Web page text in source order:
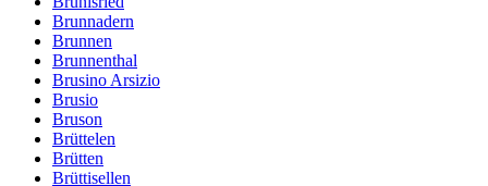
Brunnadern
Brunnen
Brunnenthal
Brusino Arsizio
Brusio
Bruson
Brüttelen
Brütten
Brüttisellen